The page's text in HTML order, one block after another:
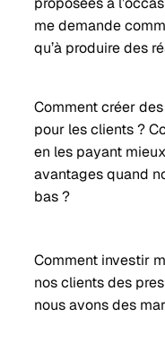
me demande
qu’à produire des
Comment créer
pour les clients ?
en les payant
avantages quand
bas ?
Comment investir
nos clients des
nous avons des